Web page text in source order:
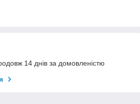
14 днів за домовленістю